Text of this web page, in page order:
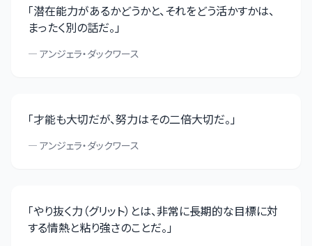
「潜在能力があるかどうかと、それをどう活かすかは、
まったく別の話だ。」
— アンジェラ・ダックワース
「才能も大切だが、努力はその二倍大切だ。」
— アンジェラ・ダックワース
「やり抜く力（グリット）とは、非常に長期的な目標に対
する情熱と粘り強さのことだ。」